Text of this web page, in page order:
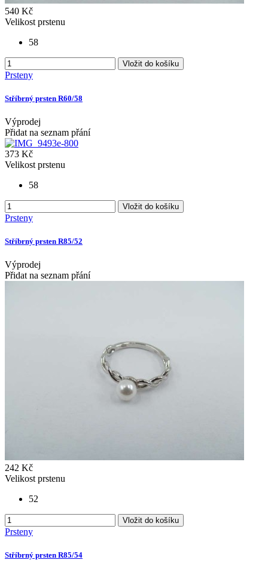
540 Kč
Velikost prstenu
58
Vložit do košíku
Prsteny
Stříbrný prsten R60/58
Výprodej
Přidat na seznam přání
373 Kč
Velikost prstenu
58
Vložit do košíku
Prsteny
Stříbrný prsten R85/52
Výprodej
Přidat na seznam přání
242 Kč
Velikost prstenu
52
Vložit do košíku
Prsteny
Stříbrný prsten R85/54